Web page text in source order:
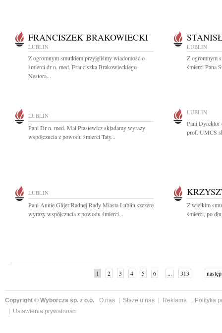
FRANCISZEK BRAKOWIECKI
LUBLIN
Z ogromnym smutkiem przyjęliśmy wiadomość o
śmierci dr n. med. Franciszka Brakowieckiego
Nestora...
LUBLIN
Z ogromnym
śmierci Pana
LUBLIN
Pani Dr n. med. Mai Ptasiewicz składamy wyrazy
współczucia z powodu śmierci Taty...
LUBLIN
Pani
prof. UMCS
LUBLIN
Pani Annie Glijer Radnej Rady Miasta Lublin szczere
wyrazy współczucia z powodu śmierci...
Z wielkim
śmierci, po
1 2 3 4 5 6 ... 313
Copyright © Wyborcza sp. z o.o. O nas Staże u nas Reklama
Polityka
Ustawienia prywatności